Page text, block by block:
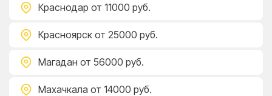
Краснодар от 11000 руб.
Красноярск от 25000 руб.
Магадан от 56000 руб.
Махачкала от 14000 руб.